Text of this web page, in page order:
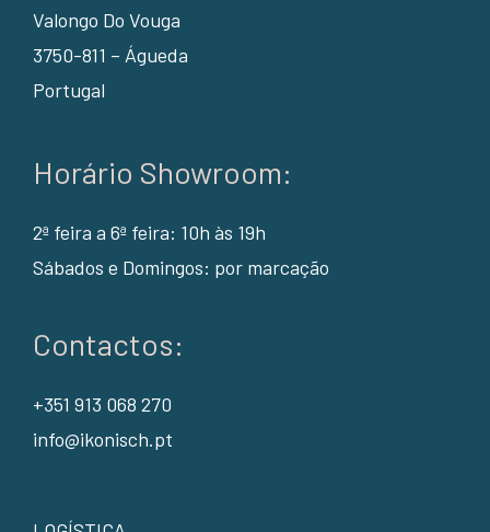
Valongo Do Vouga
3750-811 – Águeda
Portugal
Horário Showroom:
2ª feira a 6ª feira: 10h às 19h
Sábados e Domingos: por marcação
Contactos:
+351 913 068 270
info@ikonisch.pt